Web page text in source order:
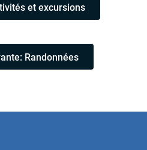
et excursions
Randonnées